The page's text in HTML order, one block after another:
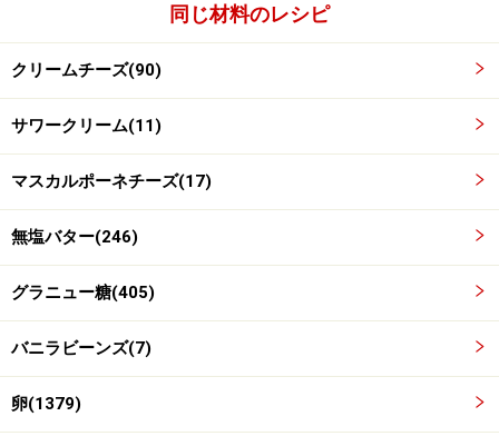
溶きほぐした卵を2～3回に分けて加え、ハンドミキサー
同じ材料のレシピ
クリームチーズ(90)
サワークリーム(11)
マスカルポーネチーズ(17)
無塩バター(246)
グラニュー糖(405)
バニラビーンズ(7)
卵(1379)